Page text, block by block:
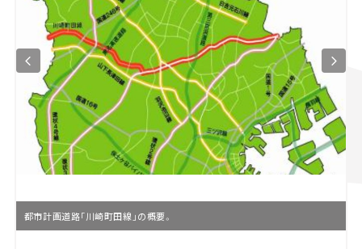
都市計画道路「川崎町田線」の概要。